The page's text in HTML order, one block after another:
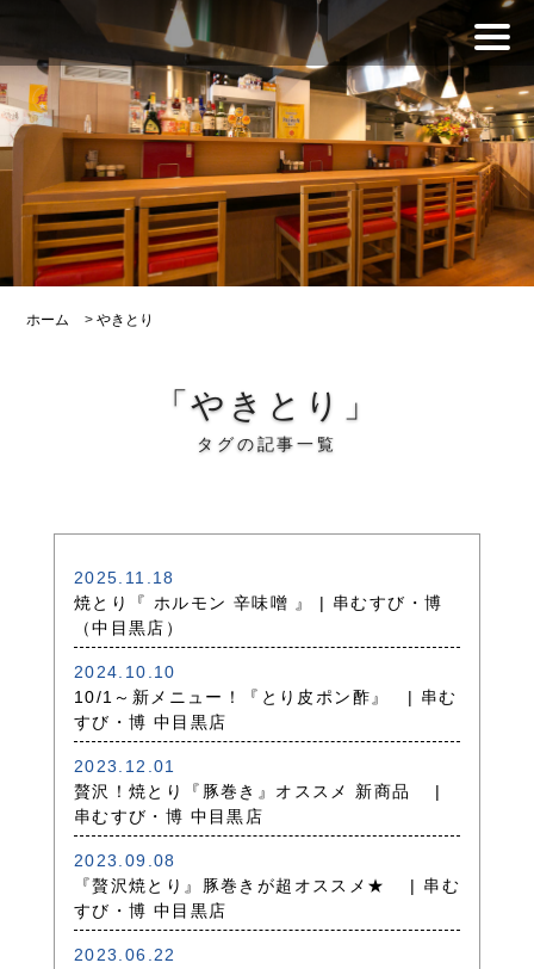
ホーム >やきとり
「やきとり」
タグの記事一覧
2025.11.18
焼とり『 ホルモン 辛味噌 』 | 串むすび・博
（中目黒店）
2024.10.10
10/1～新メニュー！『とり皮ポン酢』 | 串む
すび・博 中目黒店
2023.12.01
贅沢！焼とり『豚巻き』オススメ 新商品 |
串むすび・博 中目黒店
2023.09.08
『贅沢焼とり』豚巻きが超オススメ★ | 串む
すび・博 中目黒店
2023.06.22